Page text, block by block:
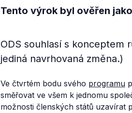
Tento výrok byl ověřen jako
ODS souhlasí s konceptem
jediná navrhovaná změna.)
Ve čtvrtém bodu svého programu
směřovat ve všem k jednomu
možnosti členských států uzavírat